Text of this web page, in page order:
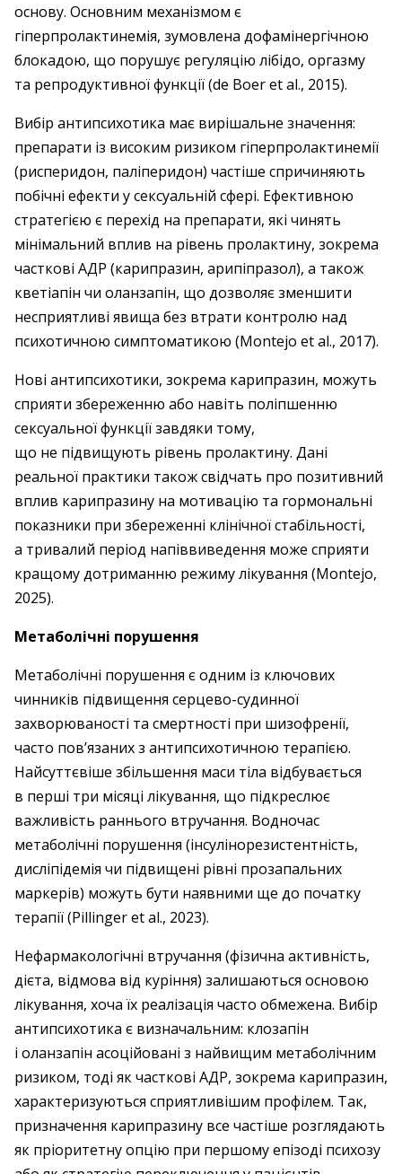
основу. Основним механізмом є
гіперпролактинемія, зумовлена дофамінергічною
блокадою, що порушує регуляцію лібідо, оргазму
та репродуктивної функції (de Boer et al., 2015).
Вибір антипсихотика має вирішальне значення:
препарати із високим ризиком гіперпролактинемії
(рисперидон, паліперидон) частіше спричиняють
побічні ефекти у сексуальній сфері. Ефективною
стратегією є перехід на препарати, які чинять
мінімальний вплив на рівень пролактину, зокрема
часткові АДР (карипразин, арипіпразол), а також
кветіапін чи оланзапін, що дозволяє зменшити
несприятливі явища без втрати контролю над
психотичною симптоматикою (Montejo et al., 2017).
Нові антипсихотики, зокрема карипразин, можуть
сприяти збереженню або навіть поліпшенню
сексуальної функції завдяки тому,
що не підвищують рівень пролактину. Дані
реальної практики також свідчать про позитивний
вплив карипразину на мотивацію та гормональні
показники при збереженні клінічної стабільності,
а тривалий період напіввиведення може сприяти
кращому дотриманню режиму лікування (Montejo,
2025).
Метаболічні порушення
Метаболічні порушення є одним із ключових
чинників підвищення серцево-судинної
захворюваності та смертності при шизофренії,
часто пов’язаних з антипсихотичною терапією.
Найсуттєвіше збільшення маси тіла відбувається
в перші три місяці лікування, що підкреслює
важливість раннього втручання. Водночас
метаболічні порушення (інсулінорезистентність,
дисліпідемія чи підвищені рівні прозапальних
маркерів) можуть бути наявними ще до початку
терапії (Pillinger et al., 2023).
Нефармакологічні втручання (фізична активність,
дієта, відмова від куріння) залишаються основою
лікування, хоча їх реалізація часто обмежена. Вибір
антипсихотика є визначальним: клозапін
і оланзапін асоційовані з найвищим метаболічним
ризиком, тоді як часткові АДР, зокрема карипразин,
характеризуються сприятливішим профілем. Так,
призначення карипразину все частіше розглядають
як пріоритетну опцію при першому епізоді психозу